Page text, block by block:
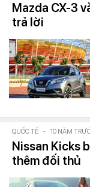
Mazda CX-3
trả lời
QUỐC TẾ - 10 NĂM
Nissan Kicks
thêm đối thủ